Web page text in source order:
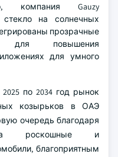
компания Gauzy
стекло на солнечных
прозрачные
для повышения
для умного
по 2034 год рынок
козырьков в ОАЭ
очередь благодаря
роскошные и
благоприятным